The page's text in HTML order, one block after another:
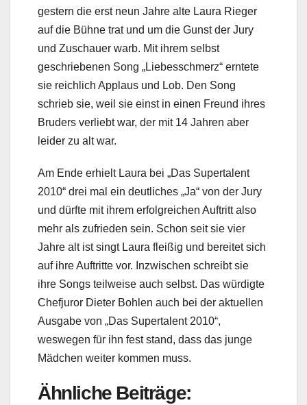
gestern die erst neun Jahre alte Laura Rieger
auf die Bühne trat und um die Gunst der Jury
und Zuschauer warb. Mit ihrem selbst
geschriebenen Song „Liebesschmerz“ erntete
sie reichlich Applaus und Lob. Den Song
schrieb sie, weil sie einst in einen Freund ihres
Bruders verliebt war, der mit 14 Jahren aber
leider zu alt war.
Am Ende erhielt Laura bei „Das Supertalent
2010“ drei mal ein deutliches „Ja“ von der Jury
und dürfte mit ihrem erfolgreichen Auftritt also
mehr als zufrieden sein. Schon seit sie vier
Jahre alt ist singt Laura fleißig und bereitet sich
auf ihre Auftritte vor. Inzwischen schreibt sie
ihre Songs teilweise auch selbst. Das würdigte
Chefjuror Dieter Bohlen auch bei der aktuellen
Ausgabe von „Das Supertalent 2010“,
weswegen für ihn fest stand, dass das junge
Mädchen weiter kommen muss.
Ähnliche Beiträge: